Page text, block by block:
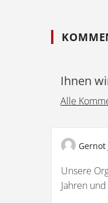
Ihnen
Alle
Unsere
Jahren